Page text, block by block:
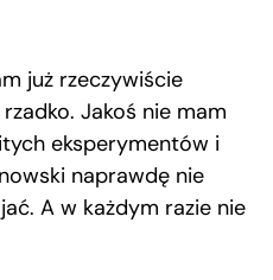
już rzeczywiście
Jakoś nie mam
eksperymentów i
naprawdę nie
A w każdym razie nie